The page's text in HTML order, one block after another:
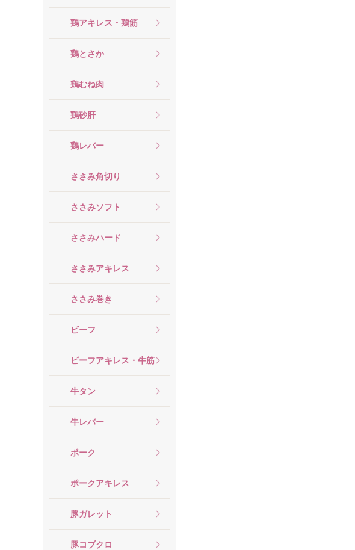
鶏アキレス・鶏筋
鶏とさか
鶏むね肉
鶏砂肝
鶏レバー
ささみ角切り
ささみソフト
ささみハード
ささみアキレス
ささみ巻き
ビーフ
ビーフアキレス・牛筋
牛タン
牛レバー
ポーク
ポークアキレス
豚ガレット
豚コブクロ